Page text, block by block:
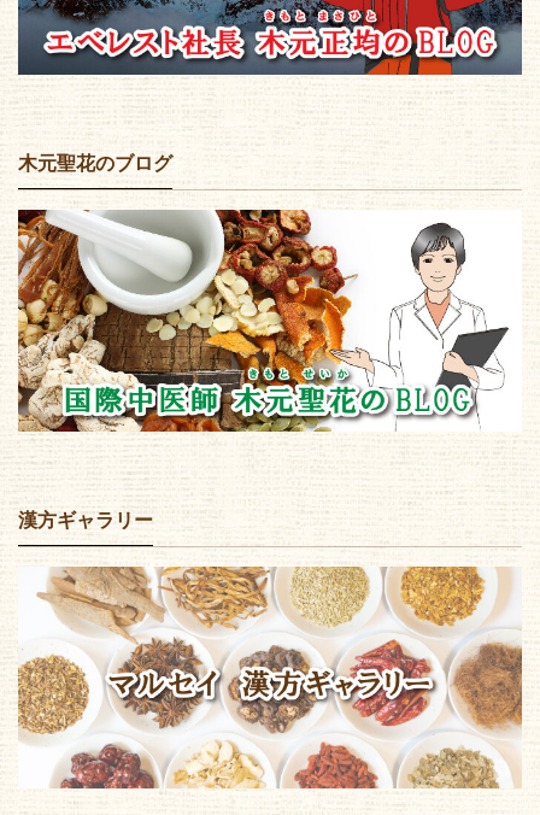
木元聖花のブログ
漢方ギャラリー